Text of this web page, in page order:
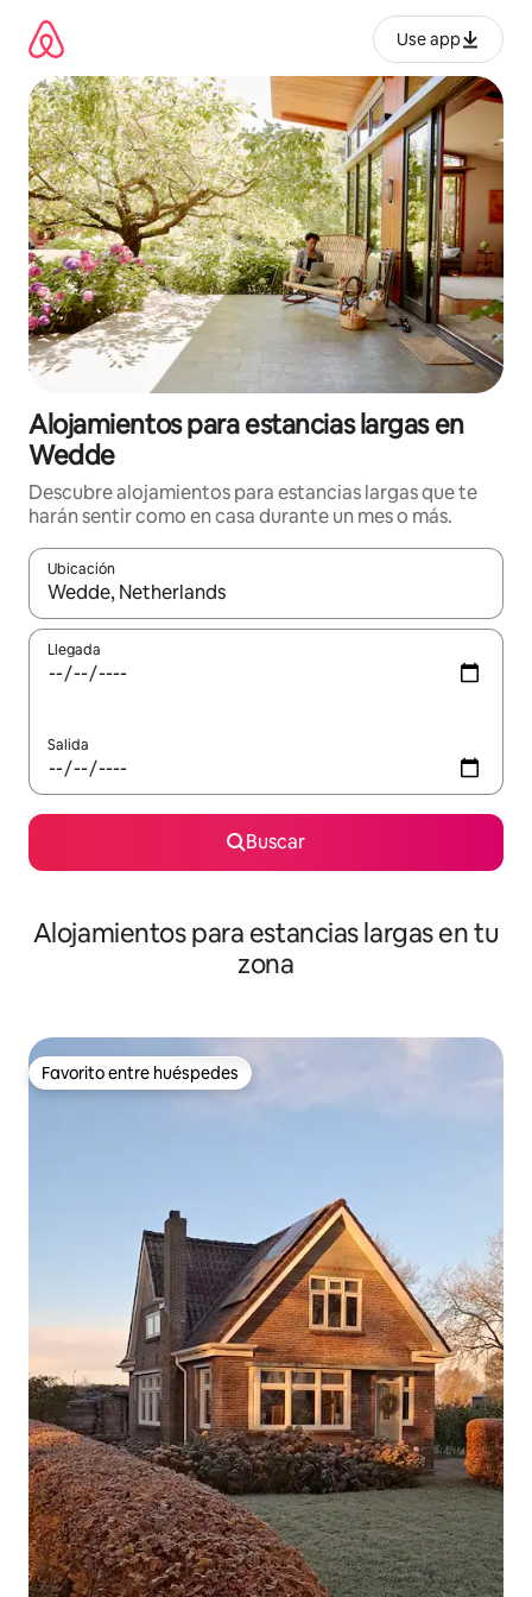
contenido
Use app
Alojamientos para estancias largas en
Wedde
Descubre alojamientos para estancias largas que te
harán sentir como en casa durante un mes o más.
Ubicación
Cuando los resultados estén disponibles, podrás navegar
Llegada
Salida
Buscar
Alojamientos para estancias largas en tu
zona
Favorito entre huéspedes
Favorito entre huéspedes